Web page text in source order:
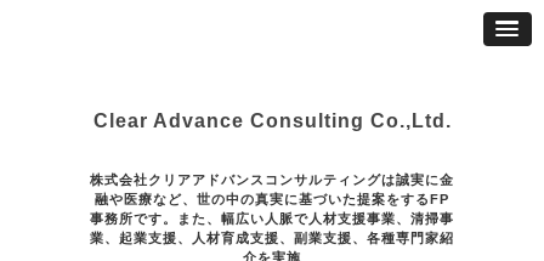
Clear Advance Consulting Co.,Ltd.
株式会社クリアアドバンスコンサルティングは誠実に金
融や医療など、世の中の真実に基づいた提案をするFP
事務所です。また、幅広い人脈で人材支援事業、清掃事
業、起業支援、人材育成支援、副業支援、各種専門家紹
介を実施